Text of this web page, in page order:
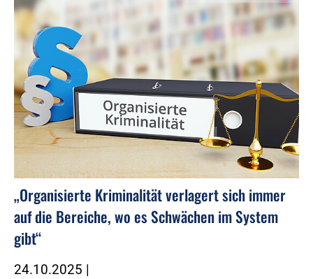
„Organisierte Kriminalität verlagert sich immer
auf die Bereiche, wo es Schwächen im System
gibt“
24.10.2025 |